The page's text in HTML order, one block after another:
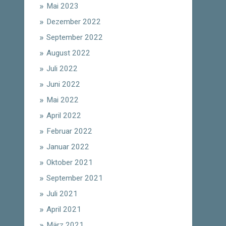
Mai 2023
Dezember 2022
September 2022
August 2022
Juli 2022
Juni 2022
Mai 2022
April 2022
Februar 2022
Januar 2022
Oktober 2021
September 2021
Juli 2021
April 2021